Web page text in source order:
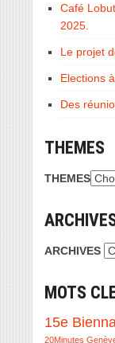
Café
2025.
Le projet
Elections
Des
THEMES
THEMES
ARCHIVES
MOTS
15e
20Minutes